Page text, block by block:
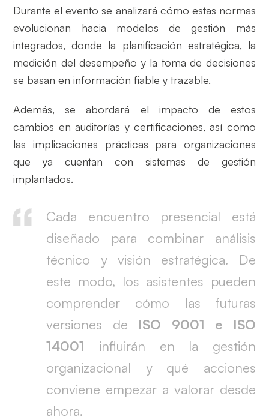
Durante el evento se analizará cómo estas normas
evolucionan hacia modelos de gestión más
integrados, donde la planificación estratégica, la
medición del desempeño y la toma de decisiones
se basan en información fiable y trazable.
Además, se abordará el impacto de estos
cambios en auditorías y certificaciones, así como
las implicaciones prácticas para organizaciones
que ya cuentan con sistemas de gestión
implantados.
Cada encuentro presencial está
diseñado para combinar análisis
técnico y visión estratégica. De
este modo, los asistentes pueden
comprender cómo las futuras
versiones de ISO 9001 e ISO
14001 influirán en la gestión
organizacional y qué acciones
conviene empezar a valorar desde
ahora.